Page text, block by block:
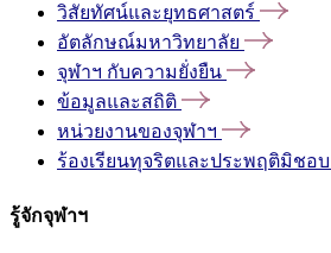
วิสัยทัศน์และยุทธศาสตร์
อัตลักษณ์มหาวิทยาลัย
จุฬาฯ กับความยั่งยืน
ข้อมูลและสถิติ
หน่วยงานของจุฬาฯ
ร้องเรียนทุจริตและประพฤติมิชอบ
รู้จักจุฬาฯ